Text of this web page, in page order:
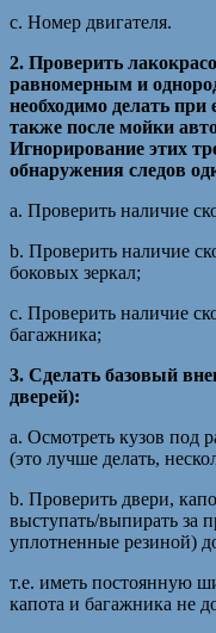
c. Номер двигателя.
2. Проверить
равномерным и
необходимо делать при
также после мойки
Игнорирование этих
обнаружения следов
a. Проверить наличие
b. Проверить наличие
боковых зеркал;
c. Проверить наличие
багажника;
3. Сделать базовый
дверей):
a. Осмотреть кузов под
(это лучше делать,
b. Проверить двери,
выступать/выпирать за
уплотненные резиной)
т.е. иметь постоянную
капота и багажника не